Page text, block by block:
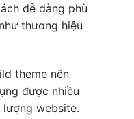
dễ dàng phù
thương hiệu
theme nên
được nhiều
website.